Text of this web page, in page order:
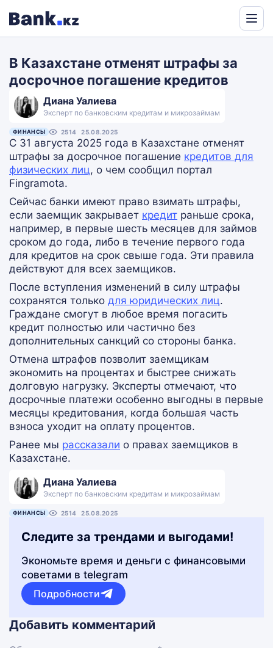
Translate
В Казахстане отменят штрафы за
досрочное погашение кредитов
Диана Уалиева
Эксперт по банковским кредитам и микрозаймам
ФИНАНСЫ 2514 25.08.2025
С 31 августа 2025 года в Казахстане отменят
штрафы за досрочное погашение кредитов для
физических лиц, о чем сообщил портал
Fingramota.
Сейчас банки имеют право взимать штрафы,
если заемщик закрывает кредит раньше срока,
например, в первые шесть месяцев для займов
сроком до года, либо в течение первого года
для кредитов на срок свыше года. Эти правила
действуют для всех заемщиков.
После вступления изменений в силу штрафы
сохранятся только для юридических лиц.
Граждане смогут в любое время погасить
кредит полностью или частично без
дополнительных санкций со стороны банка.
Отмена штрафов позволит заемщикам
экономить на процентах и быстрее снижать
долговую нагрузку. Эксперты отмечают, что
досрочные платежи особенно выгодны в первые
месяцы кредитования, когда большая часть
взноса уходит на оплату процентов.
Ранее мы рассказали о правах заемщиков в
Казахстане.
Диана Уалиева
Эксперт по банковским кредитам и микрозаймам
ФИНАНСЫ 2514 25.08.2025
Следите за трендами и выгодами!
Экономьте время и деньги с финансовыми
советами в telegram
Подробности
Добавить комментарий